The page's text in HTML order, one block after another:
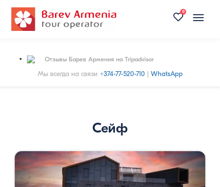
Toggle
0
Отзывы Барев Армения на Tripadvisor
Мы всегда на связи +374-77-520-710| WhatsApp
Сейф